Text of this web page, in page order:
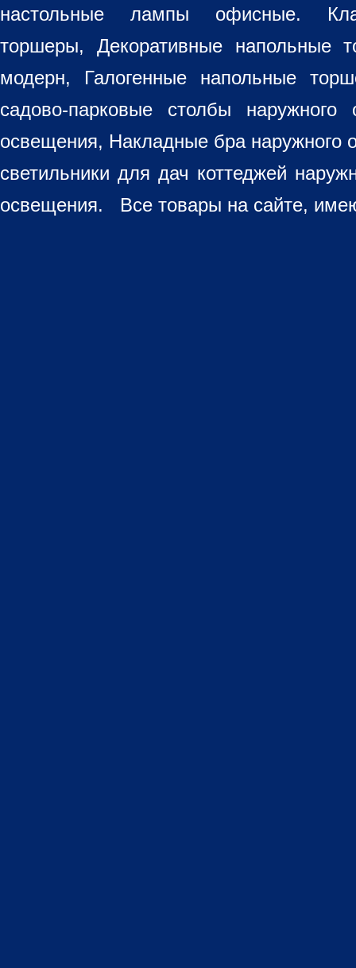
настольные лампы офисные.
торшеры, Декоративные напольные
модерн, Галогенные напольные
садово-парковые столбы
освещения, Накладные бра наружного
светильники для дач коттеджей
освещения. Все товары на сайте,